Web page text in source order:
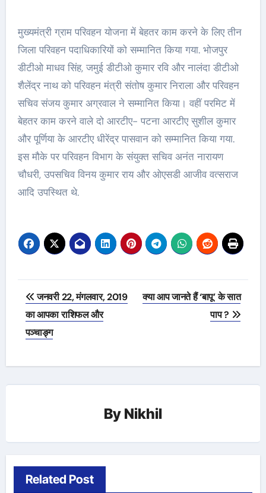
मुख्यमंत्री ग्राम परिवहन योजना में बेहतर काम करने के लिए तीन
जिला परिवहन पदाधिकारियों को सम्मानित किया गया. भोजपुर
डीटीओ माधव सिंह, जमुई डीटीओ कुमार रवि और नालंदा डीटीओ
शैलेंद्र नाथ को परिवहन मंत्री संतोष कुमार निराला और परिवहन
सचिव संजय कुमार अग्रवाल ने सम्मानित किया। वहीं परमिट में
बेहतर काम करने वाले दो आरटीए- पटना आरटीए सुशील कुमार
और पूर्णिया के आरटीए धीरेंद्र पासवान को सम्मानित किया गया.
इस मौके पर परिवहन विभाग के संयुक्त सचिव अनंत नारायण
चौधरी, उपसचिव विनय कुमार राय और ओएसडी आजीव वत्सराज
आदि उपस्थित थे.
Post
navigation
जनवरी 22, मंगलवार, 2019
का आपका राशिफल और
पञ्चाङ्ग
क्या आप जानते हैं ‘बापू’ के सात
पाप ?
By Nikhil
Related Post